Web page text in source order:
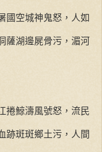
國空城神鬼怒，人如
薩湖邊屍骨污，湄河
捲鯨濤風號怒，流民
跡斑斑鄉土污，人間